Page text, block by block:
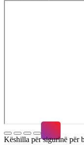
Këshilla për sigurinë për